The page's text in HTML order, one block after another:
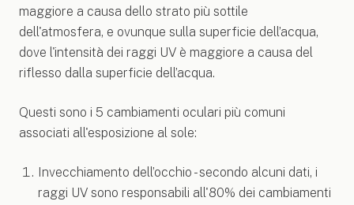
maggiore a causa dello strato più sottile
dell'atmosfera, e ovunque sulla superficie dell’acqua,
dove l'intensità dei raggi UV è maggiore a causa del
riflesso dalla superficie dell’acqua.
Questi sono i 5 cambiamenti oculari più comuni
associati all'esposizione al sole:
Invecchiamento dell’occhio - secondo alcuni dati, i
raggi UV sono responsabili all'80% dei cambiamenti